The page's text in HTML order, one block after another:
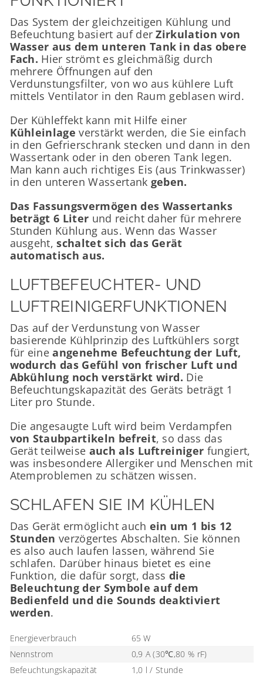
Das System der gleichzeitigen Kühlung und
Befeuchtung basiert auf derZirkulation von
Wasser aus dem unteren Tank in das obere
Fach. Hier strömt es gleichmäßig durch
mehrere Öffnungen auf den
Verdunstungsfilter, von wo aus kühlere Luft
mittels Ventilator in den Raum geblasen wird.
Der Kühleffekt kann mit Hilfe einer
Kühleinlage verstärkt werden, die Sie einfach
in den Gefrierschrank stecken und dann in den
Wassertank oder in den oberen Tank legen.
Man kann auch richtiges Eis (aus Trinkwasser)
in den unteren Wassertank geben.
Das Fassungsvermögen des Wassertanks
beträgt 6 Liter und reicht daher für mehrere
Stunden Kühlung aus. Wenn das Wasser
ausgeht,schaltet sich das Gerät
automatisch aus.
LUFTBEFEUCHTER- UND
LUFTREINIGERFUNKTIONEN
Das auf der Verdunstung von Wasser
basierende Kühlprinzip des Luftkühlers sorgt
für eineangenehme Befeuchtung der Luft,
wodurch das Gefühl von frischer Luft und
Abkühlung noch verstärkt wird. Die
Befeuchtungskapazität des Geräts beträgt 1
Liter pro Stunde.
Die angesaugte Luft wird beim Verdampfen
von Staubpartikeln befreit, so dass das
Gerät teilweise auch als Luftreiniger fungiert,
was insbesondere Allergiker und Menschen mit
Atemproblemen zu schätzen wissen.
SCHLAFEN SIE IM KÜHLEN
Das Gerät ermöglicht auch ein um 1 bis 12
Stunden verzögertes Abschalten. Sie können
es also auch laufen lassen, während Sie
schlafen. Darüber hinaus bietet es eine
Funktion, die dafür sorgt, dass die
Beleuchtung der Symbole auf dem
Bedienfeld und die Sounds deaktiviert
werden.
Energieverbrauch
65 W
Nennstrom
0,9 A (30℃,80 % rF)
Befeuchtungskapazität
1,0 l / Stunde